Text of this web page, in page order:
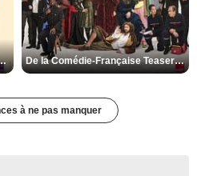
Bande-annonce VF De la Comédie-Française Teaser VF
à ne pas manquer